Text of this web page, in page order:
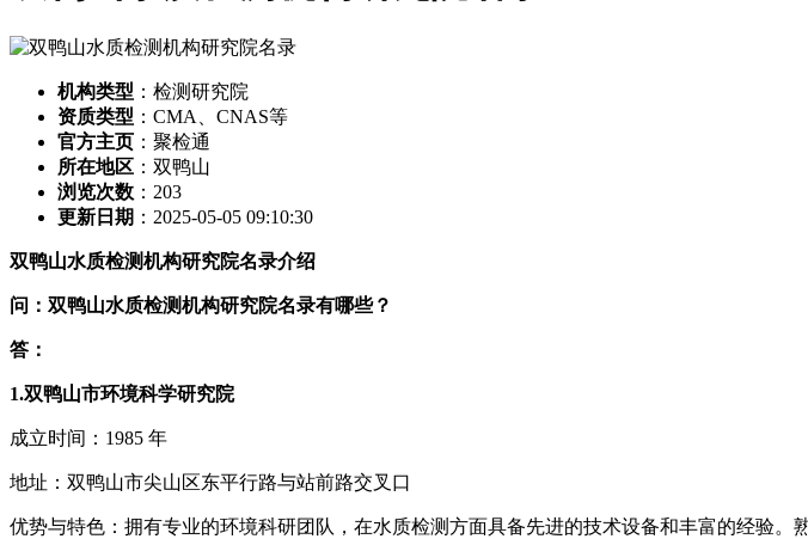
机构类型 ：检测研究院
资质类型 ：CMA、CNAS等
官方主页 ：聚检通
所在地区 ：双鸭山
浏览次数 ： 203
更新日期 ：2025-05-05 09:10:30
双鸭山水质检测机构研究院名录介绍
问：双鸭山水质检测机构研究院名录有哪些？
答：
1.双鸭山市环境科学研究院
成立时间：1985 年
地址：双鸭山市尖山区东平行路与站前路交叉口
优势与特色：拥有专业的环境科研团队，在水质检测方面具备先进的技术设备和丰富的经验